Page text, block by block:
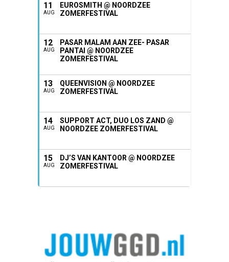
11
AUG
EUROSMITH @ NOORDZEE
ZOMERFESTIVAL
12
AUG
PASAR MALAM AAN ZEE- PASAR
PANTAI @ NOORDZEE
ZOMERFESTIVAL
13
AUG
QUEENVISION @ NOORDZEE
ZOMERFESTIVAL
14
AUG
SUPPORT ACT, DUO LOS ZAND @
NOORDZEE ZOMERFESTIVAL
15
AUG
DJ’S VAN KANTOOR @ NOORDZEE
ZOMERFESTIVAL